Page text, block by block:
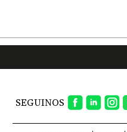
SEGUINOS